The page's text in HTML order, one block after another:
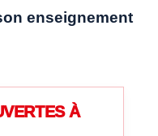
enseignement
À